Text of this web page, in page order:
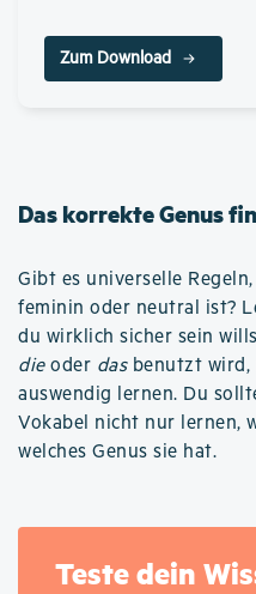
Zum Download
Das korrekte Genus
Gibt es universelle
feminin oder neutral ist?
du wirklich sicher sein
dieoder dasbenutzt wird,
auswendig lernen. Du
Vokabel nicht nur lernen,
welches Genus sie hat.
Teste dein